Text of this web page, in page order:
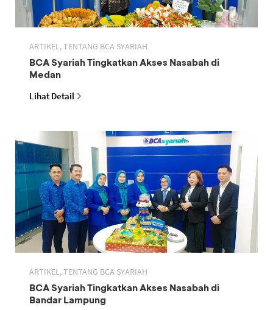
ARTIKEL, TENTANG BCA SYARIAH
BCA Syariah Tingkatkan Akses Nasabah di
Medan
Lihat Detail
ARTIKEL, TENTANG BCA SYARIAH
BCA Syariah Tingkatkan Akses Nasabah di
Bandar Lampung